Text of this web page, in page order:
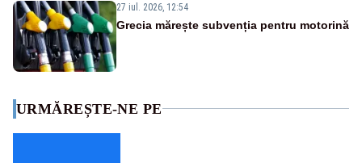
27 iul. 2026, 12:54
Grecia mărește subvenția pentru motorină
URMĂREȘTE-NE PE